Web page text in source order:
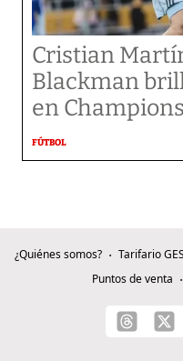
Cristian
Blackman
en Champions
FÚTBOL
¿Quiénes somos? Tarifario
Puntos de venta